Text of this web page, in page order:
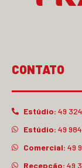
CONTATO
Estúdio: 49
Estúdio: 49
Comercial: 49
Recepção: 49